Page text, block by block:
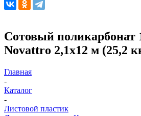
Сотовый поликарбонат
Novattro 2,1х12 м (25,2
Главная
-
Каталог
-
Листовой пластик